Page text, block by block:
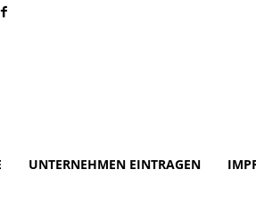
UNTERNEHMEN EINTRAGEN